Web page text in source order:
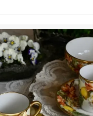
スタッフォード
ベリーク
ティータイム・ヴィンテージ